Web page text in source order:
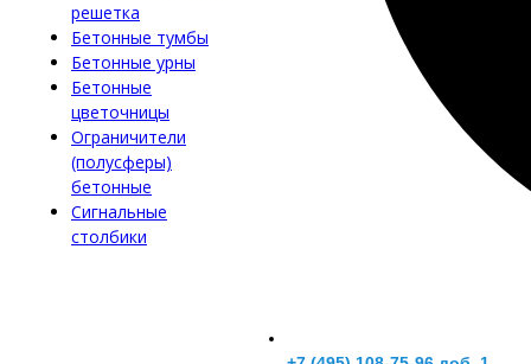
решетка
Бетонные тумбы
Бетонные урны
Бетонные
цветочницы
Ограничители
(полусферы)
бетонные
Сигнальные
столбики